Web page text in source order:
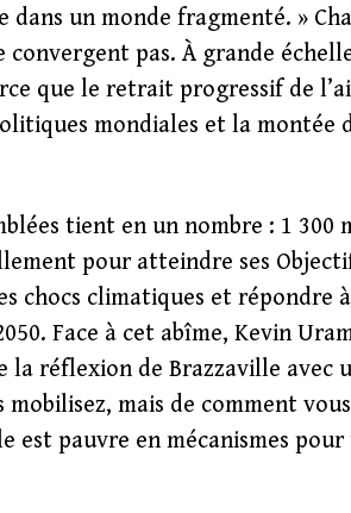
dans un monde fragmenté. »
convergent pas. À grande
que le retrait progressif de
mondiales et la montée
tient en un nombre : 1 300
pour atteindre ses
chocs climatiques et répondre
Face à cet abîme, Kevin
réflexion de Brazzaville avec
mais de comment
est pauvre en mécanismes